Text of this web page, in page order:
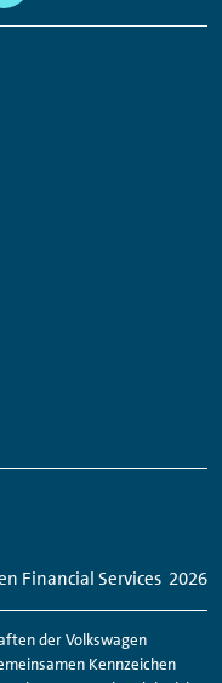
Financial Services 2026
der Volkswagen
Kennzeichen